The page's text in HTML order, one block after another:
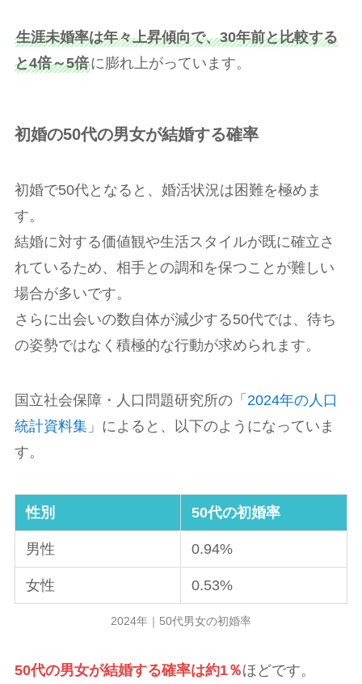
生涯未婚率は年々上昇傾向で、30年前と比較する
と4倍～5倍に膨れ上がっています。
初婚の50代の男女が結婚する確率
初婚で50代となると、婚活状況は困難を極めま
す。
結婚に対する価値観や生活スタイルが既に確立さ
れているため、相手との調和を保つことが難しい
場合が多いです。
さらに出会いの数自体が減少する50代では、待ち
の姿勢ではなく積極的な行動が求められます。
国立社会保障・人口問題研究所の「 2024年の人口
統計資料集」によると、以下のようになっていま
す。
性別 50代の初婚率
男性 0.94%
女性 0.53%
2024年｜50代男女の初婚率
50代の男女が結婚する確率は約1％ほどです。